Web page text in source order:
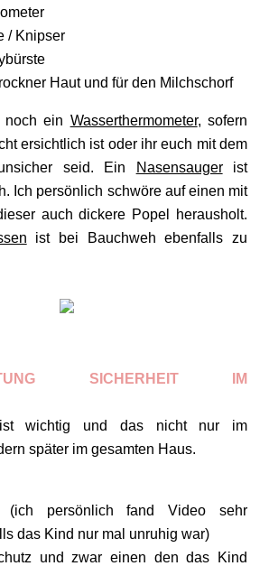
/ Knipser
Haut und für den Milchschorf
noch ein Wasserthermometer, sofern
ersichtlich ist oder ihr euch mit dem
seid. Ein
Nasensaugerist
Ich persönlich schwöre auf einen mit
auch dickere Popel herausholt.
ist bei Bauchweh ebenfalls zu
SICHERHEIT IM
wichtig und das nicht nur im
später im gesamten Haus.
(ich persönlich fand Video sehr
das Kind nur mal unruhig war)
und zwar einen den das Kind